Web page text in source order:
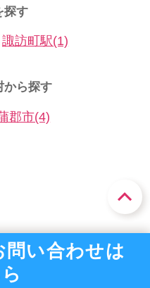
探す
諏訪町駅(1)
から探す
郡市(4)
問い合わせは